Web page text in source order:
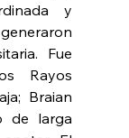
y
Fue
Rayos
Braian
de larga